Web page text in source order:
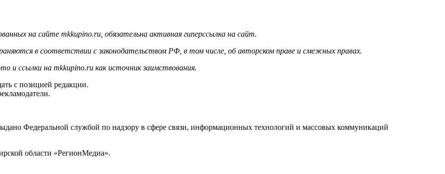
на сайте mkkupino.ru, обязательна активная гиперссылка на сайт.
в соответствии с законодательством РФ, в том числе, об авторском праве и смежных правах.
и ссылки на mkkupino.ru как источник заимствования.
с позицией редакции.
Федеральной службой по надзору в сфере связи, информационных технологий и массовых коммуникаций
области «РегионМедиа».